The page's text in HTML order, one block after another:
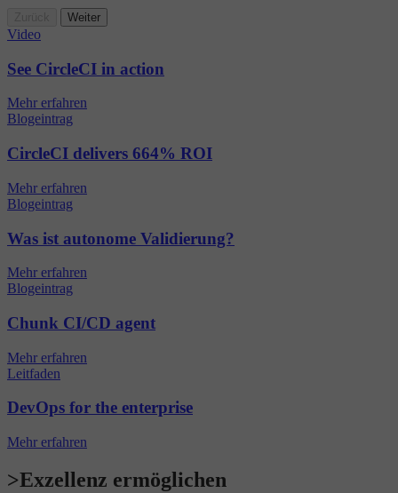
Weiter
Video
See CircleCI in action
Mehr erfahren
Blogeintrag
CircleCI delivers 664% ROI
Mehr erfahren
Blogeintrag
Was ist autonome Validierung?
Mehr erfahren
Blogeintrag
Chunk CI/CD agent
Mehr erfahren
Leitfaden
DevOps for the enterprise
Mehr erfahren
>Exzellenz ermöglichen